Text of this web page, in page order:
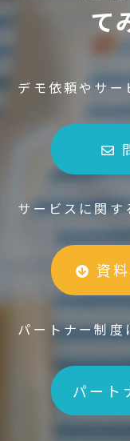
て
デモ依頼やサー
サービスに関す
資
パートナー制度
パート